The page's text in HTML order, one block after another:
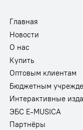
Главная
Новости
О нас
Купить
Оптовым клиентам
Бюджетным
Интерактивные
ЭБС E-MUSICA
Партнёры